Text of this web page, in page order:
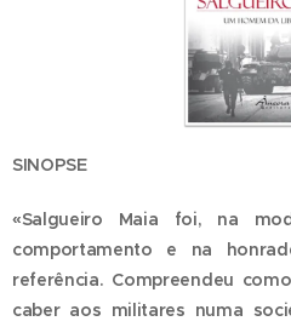
SINOPSE
«Salgueiro Maia foi, na
comportamento e na
referência. Compreendeu
caber aos militares numa